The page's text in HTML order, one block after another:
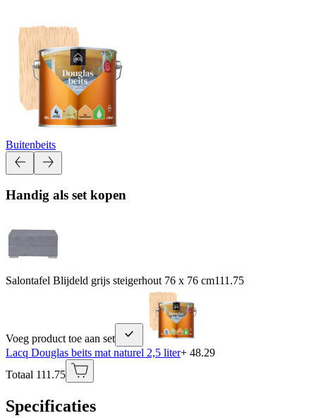
Buitenbeits
Handig als set kopen
Salontafel Blijdeld grijs steigerhout 76 x 76 cm111.75
Voeg product toe aan set
Lacq Douglas beits mat naturel 2,5 liter+ 48.29
Totaal 111.75
Specificaties